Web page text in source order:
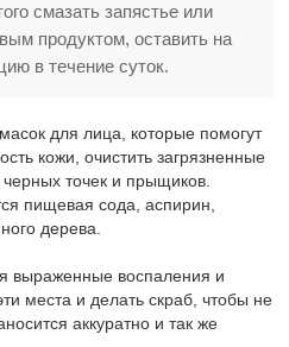
смазать запястье или
продуктом, оставить на
в течение суток.
для лица, которые помогут
кожи, очистить загрязненные
точек и прыщиков.
пищевая сода, аспирин,
дерева.
выраженные воспаления и
места и делать скраб, чтобы не
аккуратно и так же